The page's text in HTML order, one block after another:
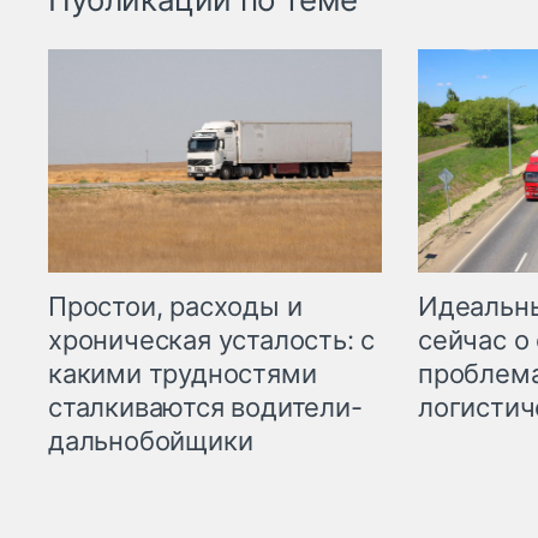
Простои, расходы и
хроническая усталость: с
какими трудностями
сталкиваются водители-
дальнобойщики
сейчас о